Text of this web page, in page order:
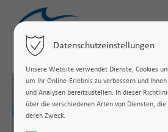
Datenschutzeinstellungen
Unsere Website verwendet Dienste, Cookies
um Ihr Online-Erlebnis zu verbessern und
und Analysen bereitzustellen. In dieser
über die verschiedenen Arten von Diensten,
deren Zweck.